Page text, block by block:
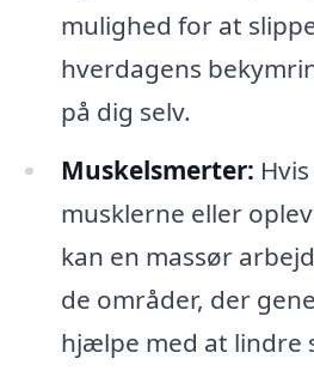
mulighed for at
hverdagens
på dig selv.
Muskelsmerter:
musklerne eller
kan en massør
de områder, der
hjælpe med at lindre